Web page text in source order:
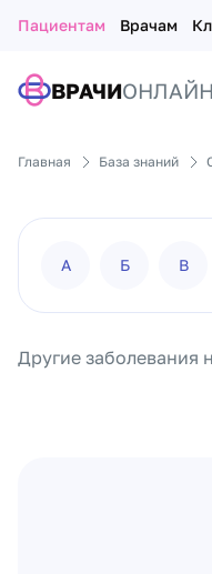
Пациентам Врачам
ВРАЧИОНЛАЙН
Главная База знаний
А Б В
Другие заболевания